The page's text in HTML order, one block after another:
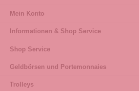
Mein Konto
Informationen & Shop Service
Shop Service
Geldbörsen und Portemonnaies
Trolleys